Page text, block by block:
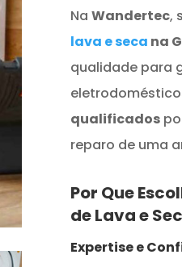
Na Wandertec,
lava e seca na
qualidade para
qualificados
reparo de uma
Por Que
de Lava e
Expertise e